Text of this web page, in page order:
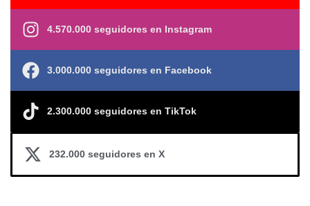
4.570.000 seguidores en Instagram
3.000.000 seguidores en Facebook
2.300.000 seguidores en TikTok
232.000 seguidores en X